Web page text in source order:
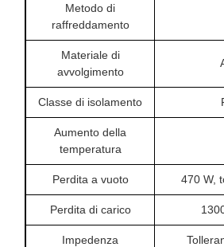
Metodo di
raffreddamento
Materiale di
avvolgimento
Classe di isolamento
Aumento della
temperatura
Perdita a vuoto 470 W,
Perdita di carico
Impedenza